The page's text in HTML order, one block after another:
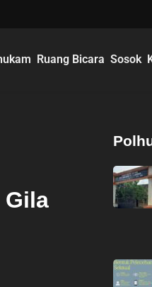
Ruang Bicara Sosok
Gila